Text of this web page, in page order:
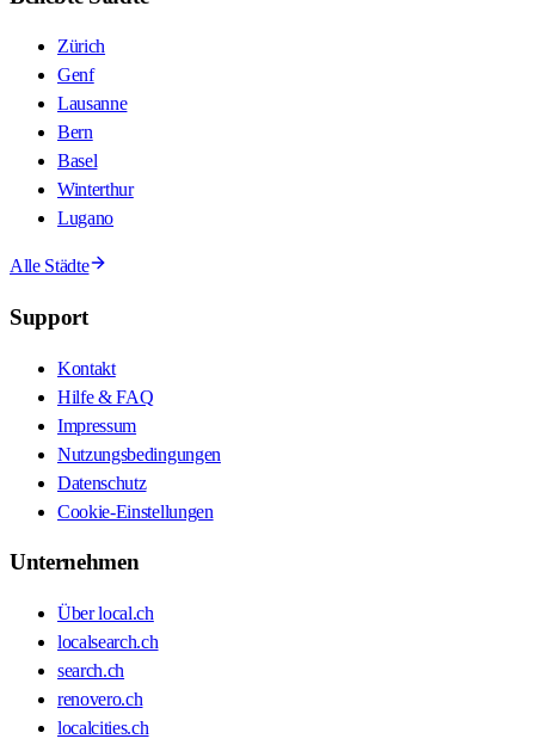
Zürich
Genf
Lausanne
Bern
Basel
Winterthur
Lugano
Alle Städte
Support
Kontakt
Hilfe & FAQ
Impressum
Nutzungsbedingungen
Datenschutz
Cookie-Einstellungen
Unternehmen
Über local.ch
localsearch.ch
search.ch
renovero.ch
localcities.ch